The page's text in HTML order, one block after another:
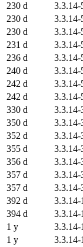
230 d
3.3.14-
230 d
3.3.14-
230 d
3.3.14-
231 d
3.3.14-
236 d
3.3.14-
240 d
3.3.14-
242 d
3.3.14-
242 d
3.3.14-
330 d
3.3.14-
350 d
3.3.14-
352 d
3.3.14-
355 d
3.3.14-
356 d
3.3.14-
357 d
3.3.14-
357 d
3.3.14-
392 d
3.3.14-1
394 d
3.3.14-1
1 y
3.3.14-1
1 y
3.3.14-1